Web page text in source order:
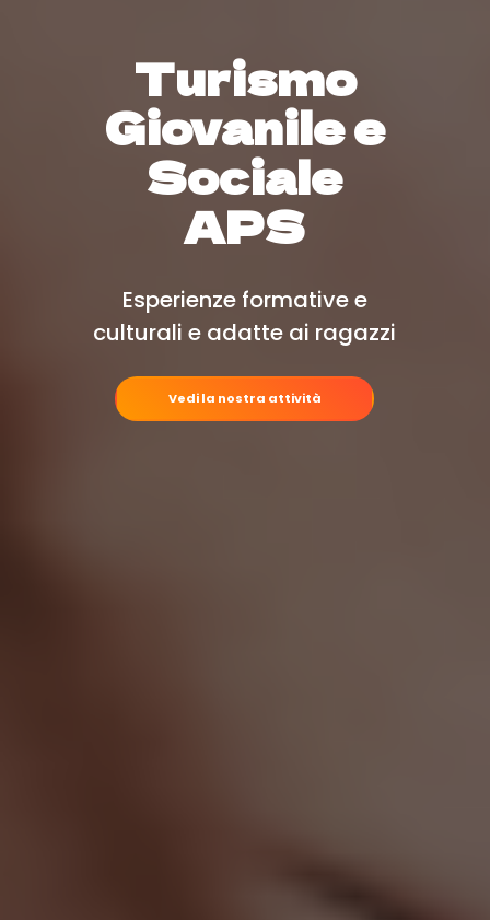
Turismo
Giovanile e
Sociale
APS
Esperienze formative e
culturali e adatte ai ragazzi
Vedi la nostra attività